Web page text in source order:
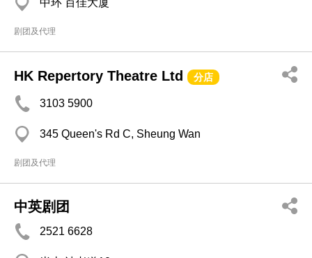
中环 百佳大厦
剧团及代理
HK Repertory Theatre Ltd 分店
3103 5900
345 Queen's Rd C, Sheung Wan
剧团及代理
中英剧团
2521 6628